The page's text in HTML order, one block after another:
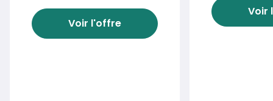
Voir l'offre
Voir